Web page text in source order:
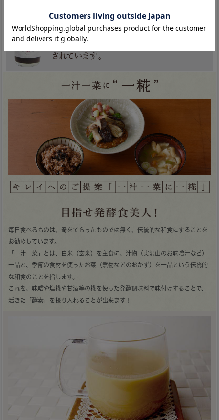
毎日食べるものは、奇をてらったものでは無く、伝統的な和食にすることを
お勧めしています。
「一汁一菜」とは、白米（玄米）を主食に、汁物（実沢山のお味噌汁など）
一品と、季節の食材を使ったお菜（煮物などのおかず）を一品という伝統的
な和食のことを指します。
これを、味噌や塩糀や甘酒等の糀を使った発酵調味料で味付けすることで、
活きた「酵素」を摂り入れることが出来ます！